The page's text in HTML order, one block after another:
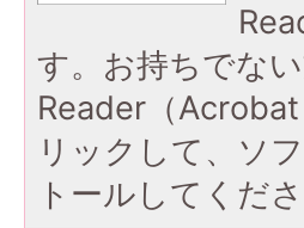
す。お持ちでな
Reader（
リックして、ソ
トールしてくださ